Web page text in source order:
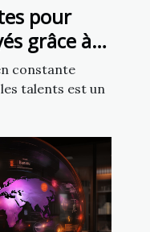
pour
grâce à
constante
talents est un